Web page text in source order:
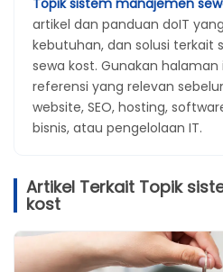
Topik sistem manajemen
artikel dan panduan doIT
kebutuhan, dan solusi terkait
sewa kost. Gunakan
referensi yang relevan
website, SEO, hosting,
bisnis, atau pengelolaan IT.
Artikel Terkait Topik
kost